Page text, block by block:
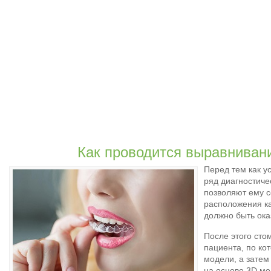
Как проводится
Перед тем как
ряд
позволяют ему
расположения
должно быть
После этого
пациента, по
модели, а